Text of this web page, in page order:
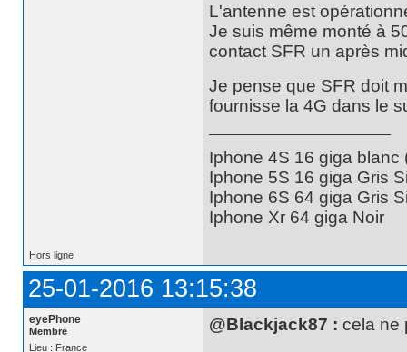
L'antenne est
Je suis même monté à
contact SFR un après
Je pense que SFR doit
fournisse la 4G dans le
Iphone 4S 16 giga blanc
Iphone 5S 16 giga Gris
Iphone 6S 64 giga Gris
Iphone Xr 64 giga Noir
Hors ligne
25-01-2016 13:15:38
eyePhone
Membre
Lieu : France
@Blackjack87 : cela ne